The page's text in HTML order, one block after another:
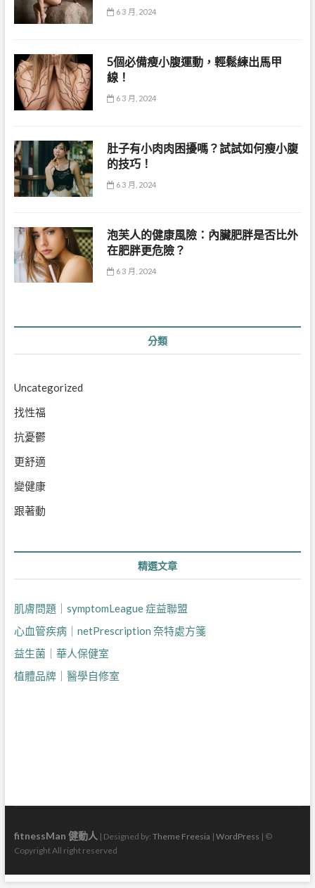
6 3 月, 2024
5個必備瘦小腹運動，輕鬆練出馬甲
線！
6 3 月, 2024
肚子有小肉肉困擾嗎？試試如何瘦小腹
的技巧！
6 3 月, 2024
泡芙人的健康風險：內臟肥胖是否比外
在肥胖更危險？
6 3 月, 2024
分類
Uncategorized
找性福
抗憂鬱
更舒適
變健康
跟著動
精選文章
肌膚問題｜symptomLeague 症益聯盟
心血管疾病｜netPrescription 奈特處方箋
益生菌｜華人保健室
植體品牌｜醫學自修室
fitnessMan 健動人| Designed by: Theme Freesia | WordPress | ©
Copyright All right reserved